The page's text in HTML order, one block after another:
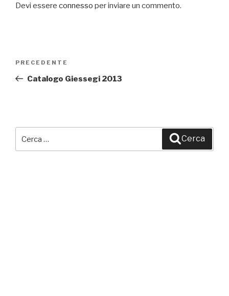
Devi essere connesso per inviare un commento.
Navigazione
Articolo
precedente:
PRECEDENTE
Catalogo Giessegi 2013
Cerca